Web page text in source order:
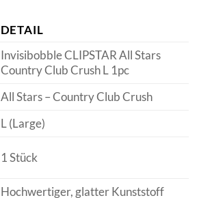
DETAIL
Invisibobble CLIPSTAR All Stars
Country Club Crush L 1pc
All Stars – Country Club Crush
L (Large)
1 Stück
Hochwertiger, glatter Kunststoff